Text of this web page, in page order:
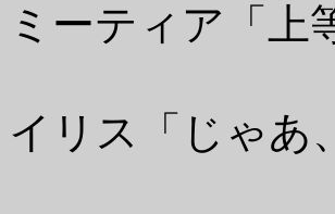
ミーティア「
イリス「じゃあ